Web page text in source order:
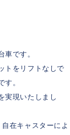
車です。
トをリフトなしで
す。
実現いたしまし
在キャスターによ